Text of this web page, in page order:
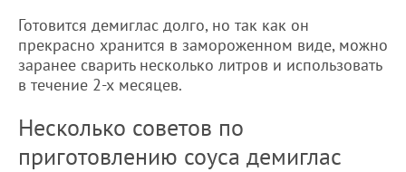
Готовится демиглас долго, но так как он
прекрасно хранится в замороженном виде, можно
заранее сварить несколько литров и использовать
в течение 2-х месяцев.
Несколько советов по
приготовлению соуса демиглас